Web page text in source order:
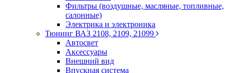
Фильтры (воздушные, масляные, топливные,
салонные)
Электрика и электроника
Тюнинг ВАЗ 2108, 2109, 21099
Автосвет
Аксессуары
Внешний вид
Впускная система